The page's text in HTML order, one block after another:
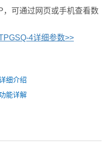
可通过网页或手机查看数
4详细参数>>
细介绍
能详解